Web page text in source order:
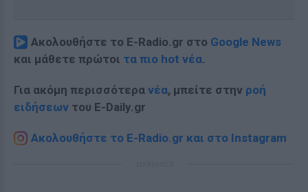
Ακολουθήστε το E-Radio.gr στο Google News
και μάθετε πρώτοι τα πιο hot νέα.
Για ακόμη περισσότερα νέα, μπείτε στην ροή
ειδήσεων του E-Daily.gr
Ακολουθήστε το E-Radio.gr και στο Instagram